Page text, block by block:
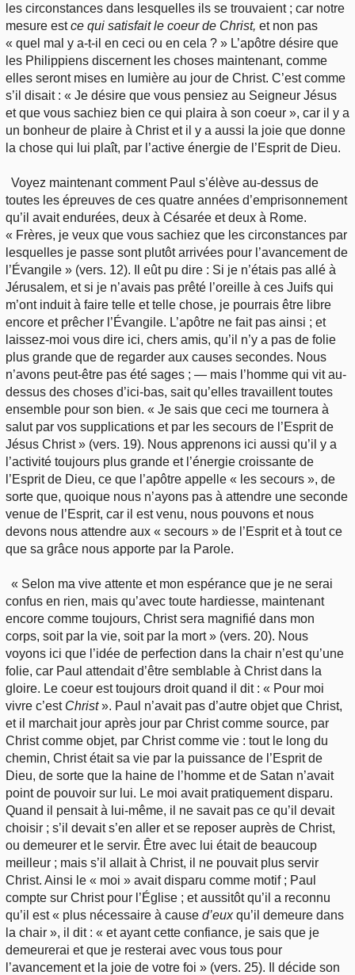
les circonstances dans lesquelles ils se trouvaient ; car notre
mesure estce qui satisfait le coeur de Christ, et non pas
« quel mal y a-t-il en ceci ou en cela ? » L’apôtre désire que
les Philippiens discernent les choses maintenant, comme
elles seront mises en lumière au jour de Christ. C’est comme
s’il disait : « Je désire que vous pensiez au Seigneur Jésus
et que vous sachiez bien ce qui plaira à son coeur », car il y a
un bonheur de plaire à Christ et il y a aussi la joie que donne
la chose qui lui plaît, par l’active énergie de l’Esprit de Dieu.
Voyez maintenant comment Paul s’élève au-dessus de
toutes les épreuves de ces quatre années d’emprisonnement
qu’il avait endurées, deux à Césarée et deux à Rome.
« Frères, je veux que vous sachiez que les circonstances par
lesquelles je passe sont plutôt arrivées pour l’avancement de
l’Évangile » (vers. 12). Il eût pu dire : Si je n’étais pas allé à
Jérusalem, et si je n’avais pas prêté l’oreille à ces Juifs qui
m’ont induit à faire telle et telle chose, je pourrais être libre
encore et prêcher l’Évangile. L’apôtre ne fait pas ainsi ; et
laissez-moi vous dire ici, chers amis, qu’il n’y a pas de folie
plus grande que de regarder aux causes secondes. Nous
n’avons peut-être pas été sages ; — mais l’homme qui vit au-
dessus des choses d’ici-bas, sait qu’elles travaillent toutes
ensemble pour son bien. « Je sais que ceci me tournera à
salut par vos supplications et par les secours de l’Esprit de
Jésus Christ » (vers. 19). Nous apprenons ici aussi qu’il y a
l’activité toujours plus grande et l’énergie croissante de
l’Esprit de Dieu, ce que l’apôtre appelle « les secours », de
sorte que, quoique nous n’ayons pas à attendre une seconde
venue de l’Esprit, car il est venu, nous pouvons et nous
devons nous attendre aux « secours » de l’Esprit et à tout ce
que sa grâce nous apporte par la Parole.
« Selon ma vive attente et mon espérance que je ne serai
confus en rien, mais qu’avec toute hardiesse, maintenant
encore comme toujours, Christ sera magnifié dans mon
corps, soit par la vie, soit par la mort » (vers. 20). Nous
voyons ici que l’idée de perfection dans la chair n’est qu’une
folie, car Paul attendait d’être semblable à Christ dans la
gloire. Le coeur est toujours droit quand il dit : « Pour moi
vivre c’est Christ». Paul n’avait pas d’autre objet que Christ,
et il marchait jour après jour par Christ comme source, par
Christ comme objet, par Christ comme vie : tout le long du
chemin, Christ était sa vie par la puissance de l’Esprit de
Dieu, de sorte que la haine de l’homme et de Satan n’avait
point de pouvoir sur lui. Le moi avait pratiquement disparu.
Quand il pensait à lui-même, il ne savait pas ce qu’il devait
choisir ; s’il devait s’en aller et se reposer auprès de Christ,
ou demeurer et le servir. Être avec lui était de beaucoup
meilleur ; mais s’il allait à Christ, il ne pouvait plus servir
Christ. Ainsi le « moi » avait disparu comme motif ; Paul
compte sur Christ pour l’Église ; et aussitôt qu’il a reconnu
qu’il est « plus nécessaire à cause d’euxqu’il demeure dans
la chair », il dit : « et ayant cette confiance, je sais que je
demeurerai et que je resterai avec vous tous pour
l’avancement et la joie de votre foi » (vers. 25). Il décide son